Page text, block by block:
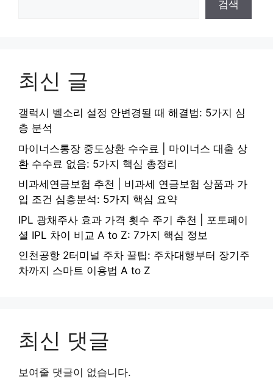
검색
최신 글
갤럭시 벨소리 설정 안변경될 때 해결법: 5가지 심
층 분석
마이너스통장 중도상환 수수료 | 마이너스 대출 상
환 수수료 없음: 5가지 핵심 총정리
비과세연금보험 추천 | 비과세 연금보험 상품과 가
입 조건 심층분석: 5가지 핵심 요약
IPL 광채주사 효과 가격 횟수 주기 추천 | 포토페이
셜 IPL 차이 비교 A to Z: 7가지 핵심 정보
인천공항 2터미널 주차 꿀팁: 주차대행부터 장기주
차까지 스마트 이용법 A to Z
최신 댓글
보여줄 댓글이 없습니다.